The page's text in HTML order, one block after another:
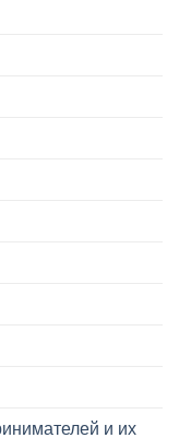
и их